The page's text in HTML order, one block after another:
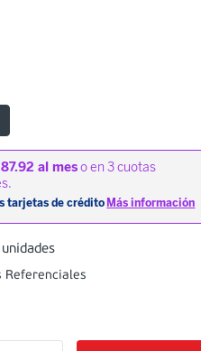
unidades
Referenciales